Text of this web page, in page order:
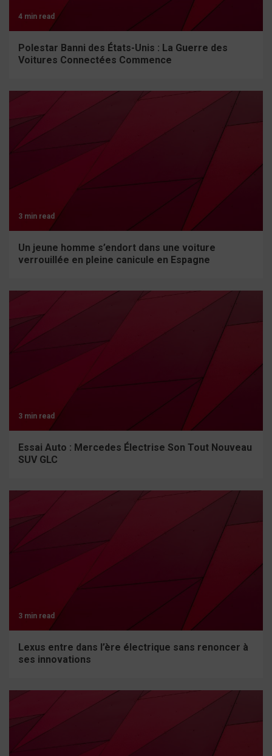
4 min read
Polestar Banni des États-Unis : La Guerre des
Voitures Connectées Commence
3 min read
Un jeune homme s’endort dans une voiture
verrouillée en pleine canicule en Espagne
3 min read
Essai Auto : Mercedes Électrise Son Tout Nouveau
SUV GLC
3 min read
Lexus entre dans l’ère électrique sans renoncer à
ses innovations